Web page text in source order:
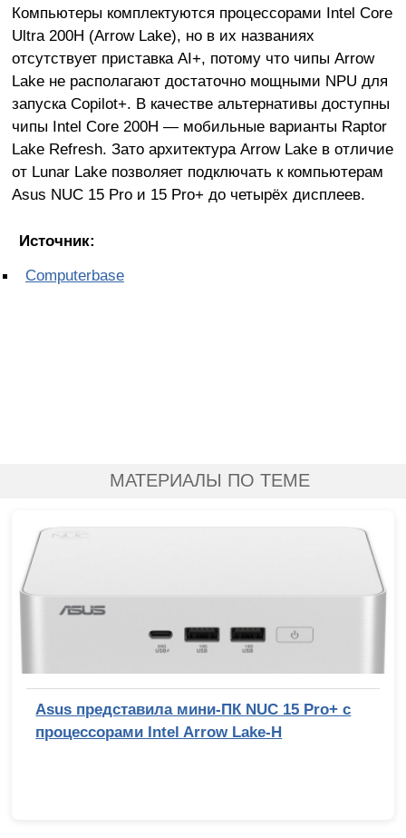
Компьютеры комплектуются процессорами Intel Core
Ultra 200H (Arrow Lake), но в их названиях
отсутствует приставка AI+, потому что чипы Arrow
Lake не располагают достаточно мощными NPU для
запуска Copilot+. В качестве альтернативы доступны
чипы Intel Core 200H — мобильные варианты Raptor
Lake Refresh. Зато архитектура Arrow Lake в отличие
от Lunar Lake позволяет подключать к компьютерам
Asus NUC 15 Pro и 15 Pro+ до четырёх дисплеев.
Источник:
Computerbase
МАТЕРИАЛЫ ПО ТЕМЕ
Asus представила мини-ПК NUC 15 Pro+ с
процессорами Intel Arrow Lake-H